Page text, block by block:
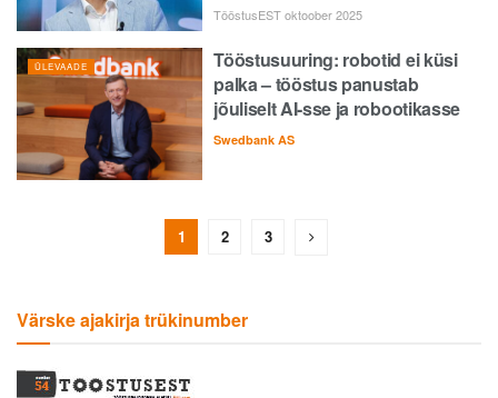
TööstusEST oktoober 2025
ÜLEVAADE
Tööstusuuring: robotid ei küsi
palka – tööstus panustab
jõuliselt AI-sse ja robootikasse
Swedbank AS
1 2 3
Värske ajakirja trükinumber